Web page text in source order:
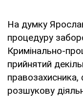
На думку
процедуру
Кримінально-
прийнятий
розшукову